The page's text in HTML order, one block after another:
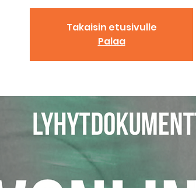
Takaisin etusivulle
Palaa